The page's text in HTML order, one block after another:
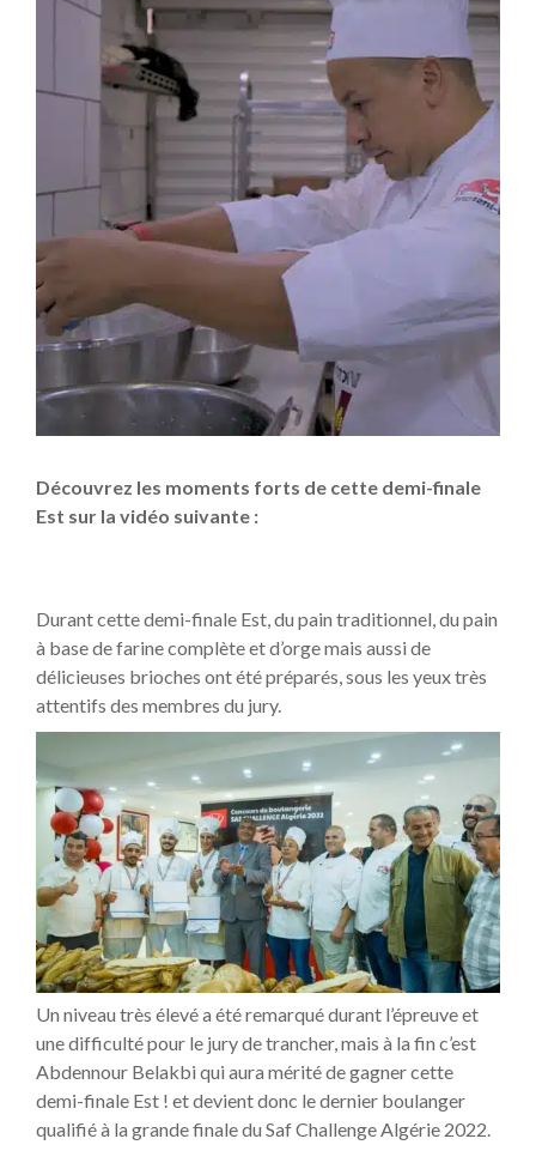
Découvrez les moments forts de cette demi-finale
Est sur la vidéo suivante :
Durant cette demi-finale Est, du pain traditionnel, du pain
à base de farine complète et d’orge mais aussi de
délicieuses brioches ont été préparés, sous les yeux très
attentifs des membres du jury.
Un niveau très élevé a été remarqué durant l’épreuve et
une difficulté pour le jury de trancher, mais à la fin c’est
Abdennour Belakbi qui aura mérité de gagner cette
demi-finale Est ! et devient donc le dernier boulanger
qualifié à la grande finale du Saf Challenge Algérie 2022.